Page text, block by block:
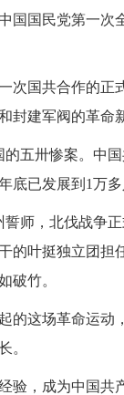
国国民党第一次
次国共合作的
封建军阀的革命
五卅惨案。中
底已发展到1万多
誓师，北伐战争
的叶挺独立团
破竹。
的这场革命运
。
验，成为中国共